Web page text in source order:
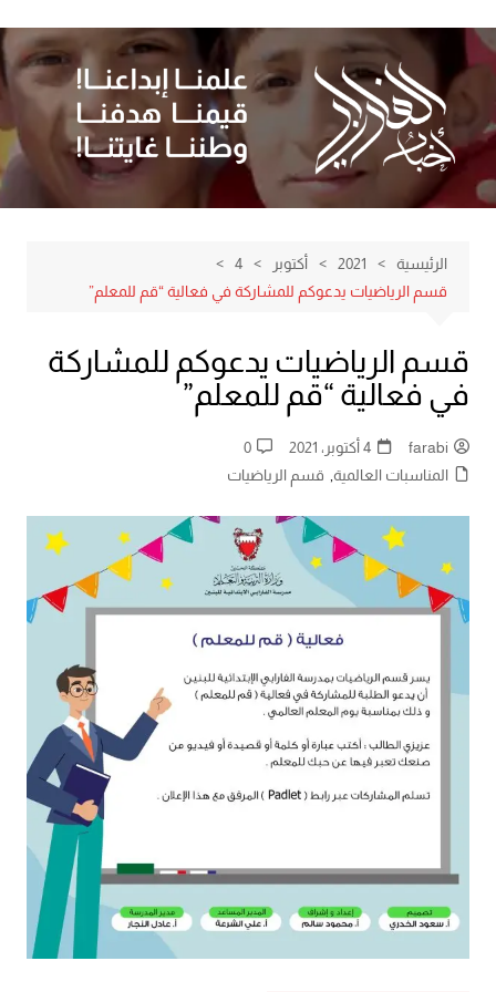
إلى
المحتوى
الرئيسية 2021 أكتوبر
4
قسم الرياضيات يدعوكم للمشاركة في فعالية “قم للمعلم”
قسم الرياضيات يدعوكم للمشاركة
في فعالية “قم للمعلم”
farabi 4 أكتوبر، 2021
0
المناسبات العالمية, قسم الرياضيات